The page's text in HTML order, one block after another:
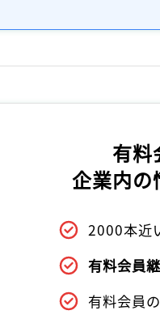
有料
企業内の
2000本近
有料会員
有料会員の